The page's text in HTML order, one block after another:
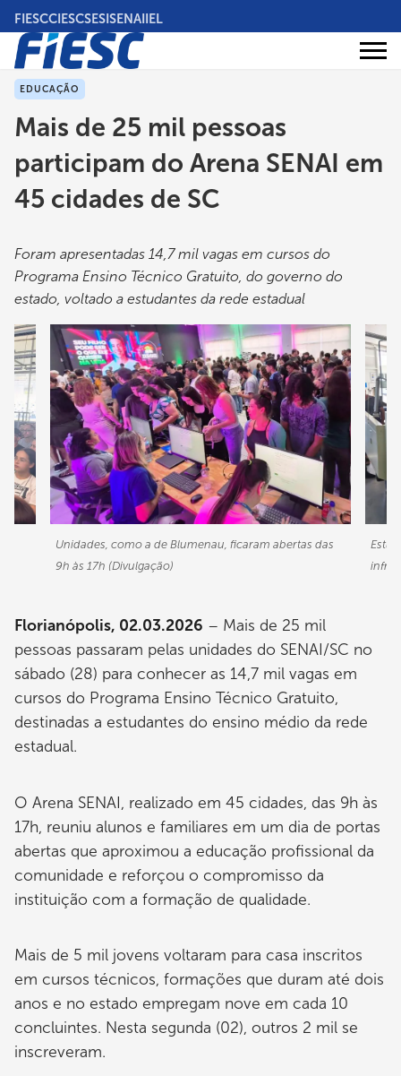
Pular
para
conteúdo
principal
FIESCCIESCSESISENAIIEL
Áreas
EDUCAÇÃO
Mais de 25 mil pessoas
participam do Arena SENAI em
45 cidades de SC
Foram apresentadas 14,7 mil vagas em cursos do
Programa Ensino Técnico Gratuito, do governo do
estado, voltado a estudantes da rede estadual
Unidades, como a de Blumenau, ficaram abertas das
9h às 17h (Divulgação)
Florianópolis, 02.03.2026 – Mais de 25 mil
pessoas passaram pelas unidades do SENAI/SC no
sábado (28) para conhecer as 14,7 mil vagas em
cursos do Programa Ensino Técnico Gratuito,
destinadas a estudantes do ensino médio da rede
estadual.
O Arena SENAI, realizado em 45 cidades, das 9h às
17h, reuniu alunos e familiares em um dia de portas
abertas que aproximou a educação profissional da
comunidade e reforçou o compromisso da
instituição com a formação de qualidade.
Mais de 5 mil jovens voltaram para casa inscritos
em cursos técnicos, formações que duram até dois
anos e no estado empregam nove em cada 10
concluintes. Nesta segunda (02), outros 2 mil se
inscreveram.